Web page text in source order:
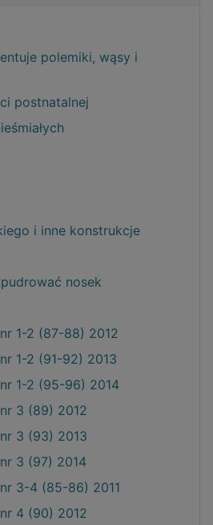
polemiki, wąsy i
postnatalnej
i inne konstrukcje
nosek
1-2 (87-88) 2012
1-2 (91-92) 2013
1-2 (95-96) 2014
3 (89) 2012
3 (93) 2013
3 (97) 2014
3-4 (85-86) 2011
4 (90) 2012